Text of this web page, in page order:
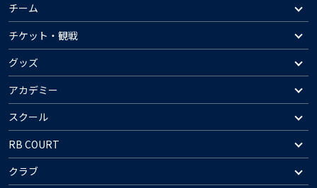
チーム
チケット・観戦
グッズ
アカデミー
スクール
RB COURT
クラブ